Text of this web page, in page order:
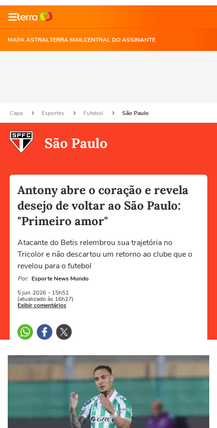
MAPA ASTRALTERRA MAILCENTRAL DO ASSINANTE
Capa Esportes Futebol São Paulo
São Paulo
Antony abre o coração e revela
desejo de voltar ao São Paulo:
"Primeiro amor"
Atacante do Betis relembrou sua trajetória no
Tricolor e não descartou um retorno ao clube que o
revelou para o futebol
Por: Esporte News Mundo
5 jun 2026 - 15h51
(atualizado às 16h27)
Exibir comentários